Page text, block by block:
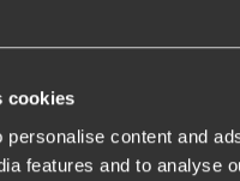
cookies
personalise content and
features and to analyse
de Brink